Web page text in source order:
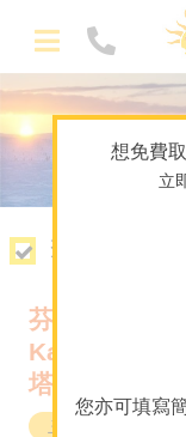
想免費
立
您亦可填寫
Eng
套票簡介
芬蘭追逐北極
塔寧極光度假
主題 / 深度遊